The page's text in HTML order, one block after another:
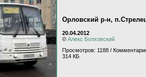
Орловский р-н,
20.04.2012
© Алекс Болховский
Просмотров: 1188 /
314 КБ